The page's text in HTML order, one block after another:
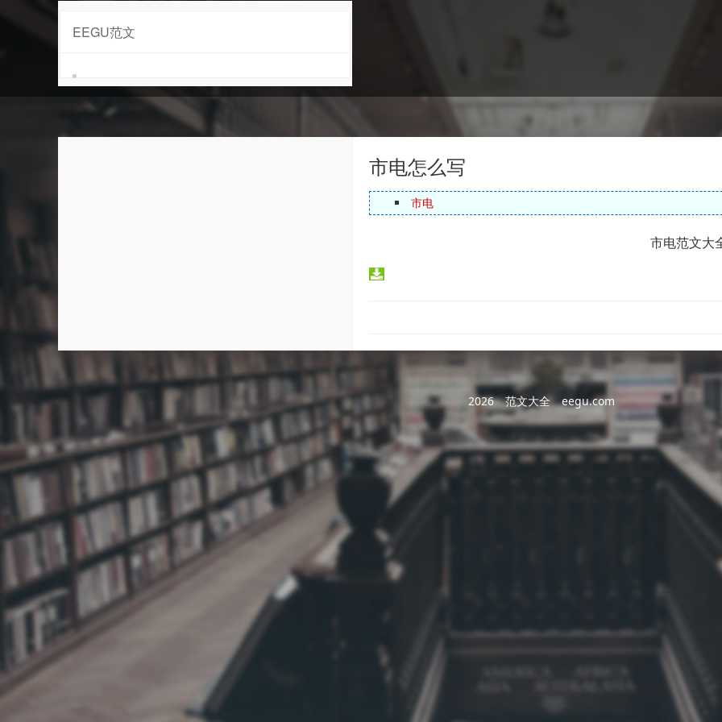
市电范文
EEGU范文
市电怎么写
市电
市电范文大
2026 范文大全 eegu.com